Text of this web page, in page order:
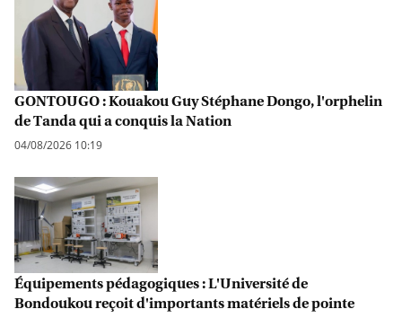
GONTOUGO : Kouakou Guy Stéphane Dongo, l'orphelin
de Tanda qui a conquis la Nation
04/08/2026 10:19
Équipements pédagogiques : L'Université de
Bondoukou reçoit d'importants matériels de pointe